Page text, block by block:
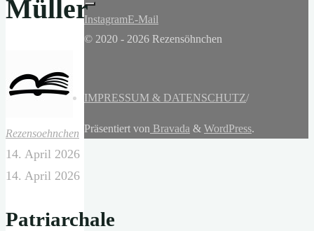
Müller
Rezensoehnchen
14. April 2026
14. April 2026
Patriarchale
InstagramE-Mail
© 2020 - 2026 Rezensöhnchen
IMPRESSUM & DATENSCHUTZ/
Präsentiert von Bravada & WordPress.